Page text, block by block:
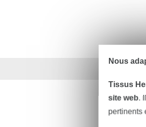
Nous
Tissus
site web.
pertinents